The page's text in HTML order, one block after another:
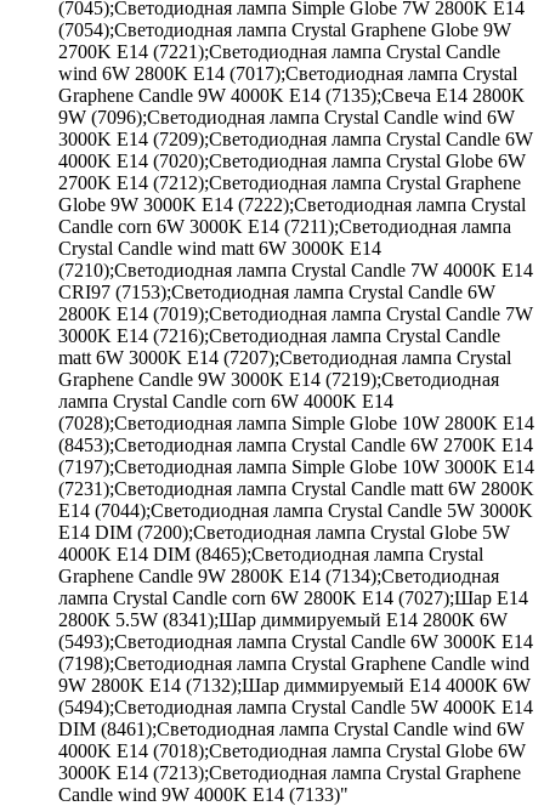
(7045);Светодиодная лампа Simple Globe 7W 2800K E14
(7054);Светодиодная лампа Crystal Graphene Globe 9W
2700K E14 (7221);Светодиодная лампа Crystal Candle
wind 6W 2800K E14 (7017);Светодиодная лампа Crystal
Graphene Candle 9W 4000K E14 (7135);Свеча Е14 2800К
9W (7096);Светодиодная лампа Crystal Candle wind 6W
3000K E14 (7209);Светодиодная лампа Crystal Candle 6W
4000K E14 (7020);Светодиодная лампа Crystal Globe 6W
2700K E14 (7212);Светодиодная лампа Crystal Graphene
Globe 9W 3000K E14 (7222);Светодиодная лампа Crystal
Candle corn 6W 3000K E14 (7211);Светодиодная лампа
Crystal Candle wind matt 6W 3000K E14
(7210);Светодиодная лампа Crystal Candle 7W 4000K E14
CRI97 (7153);Светодиодная лампа Crystal Candle 6W
2800K E14 (7019);Светодиодная лампа Crystal Candle 7W
3000K E14 (7216);Светодиодная лампа Crystal Candle
matt 6W 3000K E14 (7207);Светодиодная лампа Crystal
Graphene Candle 9W 3000K E14 (7219);Светодиодная
лампа Crystal Candle corn 6W 4000K E14
(7028);Светодиодная лампа Simple Globe 10W 2800K E14
(8453);Светодиодная лампа Crystal Candle 6W 2700K E14
(7197);Светодиодная лампа Simple Globe 10W 3000K E14
(7231);Светодиодная лампа Crystal Candle matt 6W 2800K
E14 (7044);Светодиодная лампа Crystal Candle 5W 3000K
E14 DIM (7200);Светодиодная лампа Crystal Globe 5W
4000K E14 DIM (8465);Светодиодная лампа Crystal
Graphene Candle 9W 2800K E14 (7134);Светодиодная
лампа Crystal Candle corn 6W 2800K E14 (7027);Шар Е14
2800К 5.5W (8341);Шар диммируемый Е14 2800К 6W
(5493);Светодиодная лампа Crystal Candle 6W 3000K E14
(7198);Светодиодная лампа Crystal Graphene Candle wind
9W 2800K E14 (7132);Шар диммируемый Е14 4000К 6W
(5494);Светодиодная лампа Crystal Candle 5W 4000K E14
DIM (8461);Светодиодная лампа Crystal Candle wind 6W
4000K E14 (7018);Светодиодная лампа Crystal Globe 6W
3000K E14 (7213);Светодиодная лампа Crystal Graphene
Candle wind 9W 4000K E14 (7133)"